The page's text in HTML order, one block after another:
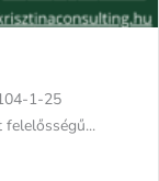
1-25
felelősségű...